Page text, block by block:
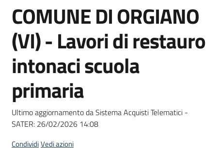
Bandi
e
strumenti
di
acquisto
Supporto
Piattaforme
telematiche
Salta al contenuto
COMUNE DI ORGIANO
(VI) - Lavori di restauro
intonaci scuola
primaria
Ultimo aggiornamento da Sistema Acquisti Telematici -
SATER: 26/02/2026 14:08
CondividiVedi azioni